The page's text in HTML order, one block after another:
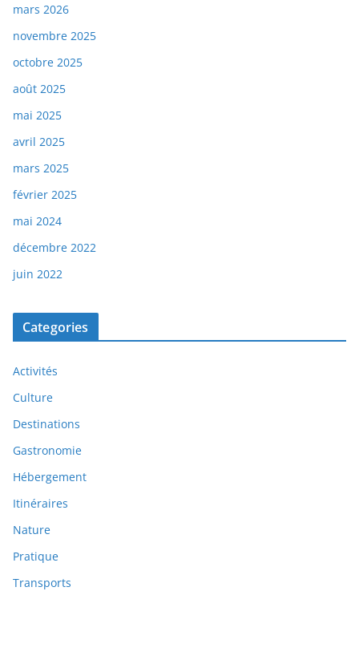
mars 2026
novembre 2025
octobre 2025
août 2025
mai 2025
avril 2025
mars 2025
février 2025
mai 2024
décembre 2022
juin 2022
Categories
Activités
Culture
Destinations
Gastronomie
Hébergement
Itinéraires
Nature
Pratique
Transports